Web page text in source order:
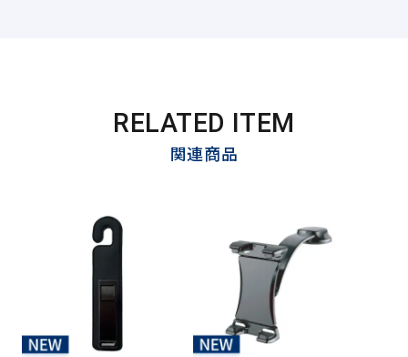
RELATED ITEM
関連商品